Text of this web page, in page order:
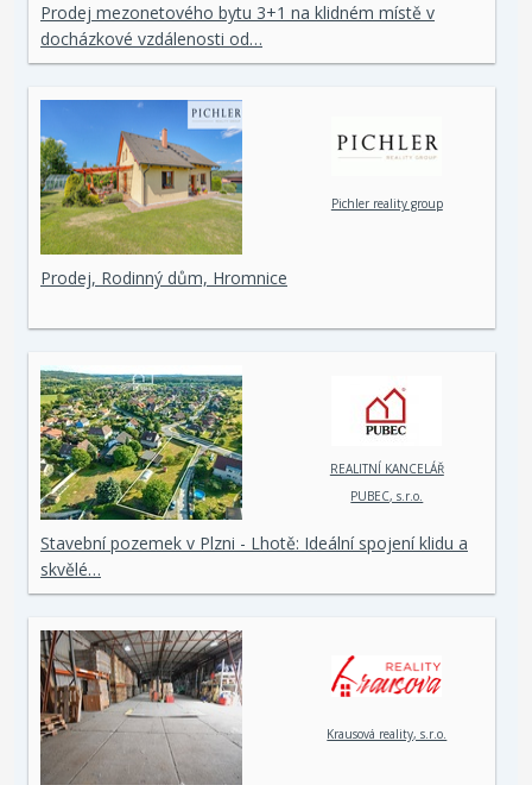
Prodej mezonetového bytu 3+1 na klidném místě v
docházkové vzdálenosti od…
Pichler reality group
Prodej, Rodinný dům, Hromnice
REALITNÍ KANCELÁŘ
PUBEC, s.r.o.
Stavební pozemek v Plzni - Lhotě: Ideální spojení klidu a
skvělé…
Krausová reality, s.r.o.